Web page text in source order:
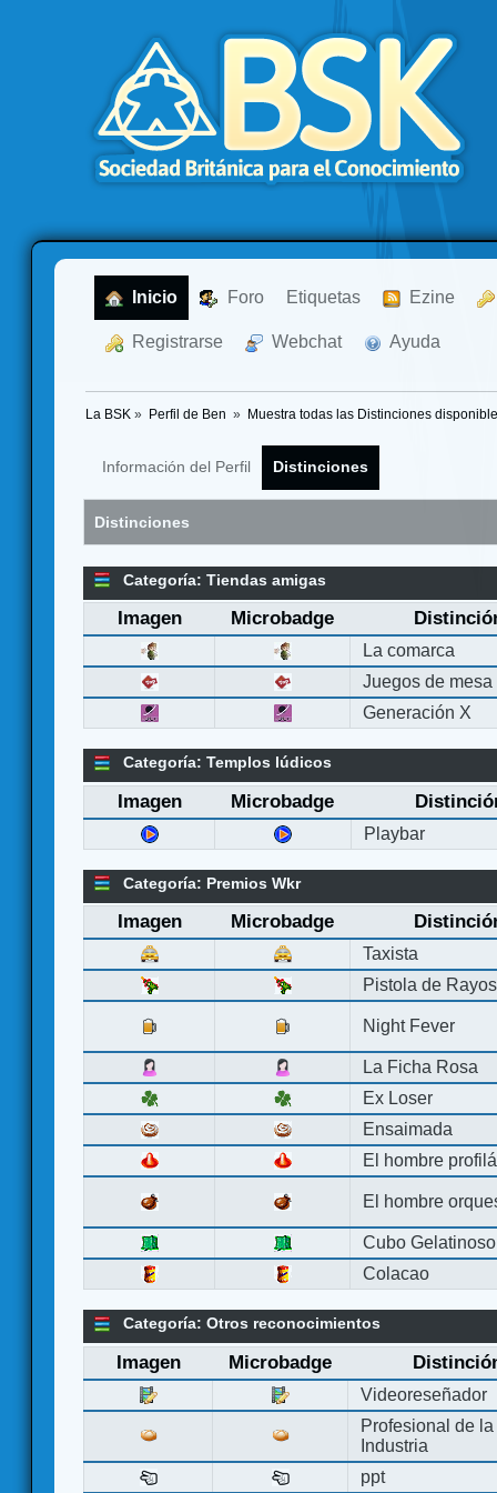
Inicio Foro Etiquetas Ezine
Registrarse Webchat Ayuda
La BSK » Perfil de Ben » Muestra todas las Distinciones
Información del Perfil Distinciones
Distinciones
Categoría: Tiendas amigas
Imagen Microbadge
La comarca
Juegos de mesa
Generación X
Categoría: Templos lúdicos
Imagen Microbadge
Playbar
Categoría: Premios Wkr
Imagen Microbadge
Taxista
Pistola de Rayos
Night Fever
La Ficha Rosa
Ex Loser
Ensaimada
El hombre
El hombre
Cubo Gelatinoso
Colacao
Categoría: Otros reconocimientos
Imagen Microbadge
Videoreseñador
Profesional de la
Industria
ppt